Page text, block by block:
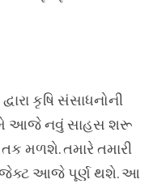
કૃષિ સંસાધનોની
આજે નવું સાહસ શરૂ
મળશે. તમારે તમારી
આજે પૂર્ણ થશે. આ